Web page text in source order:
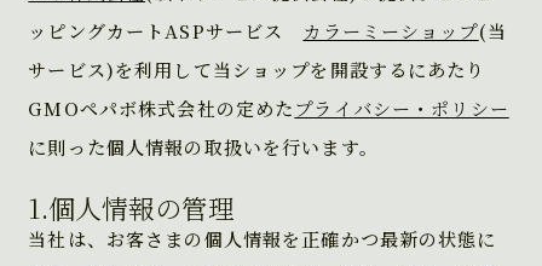
ッピングカートASPサービス カラーミーショップ(当
サービス)を利用して当ショップを開設するにあたり
GMOペパボ株式会社の定めたプライバシー・ポリシー
に則った個人情報の取扱いを行います。
1.個人情報の管理
当社は、お客さまの個人情報を正確かつ最新の状態に